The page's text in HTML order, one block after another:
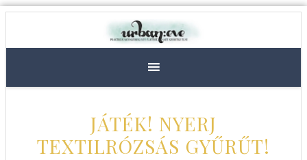
JÁTÉK! NYERJ
TEXTILRÓZSÁS GYŰRŰT!